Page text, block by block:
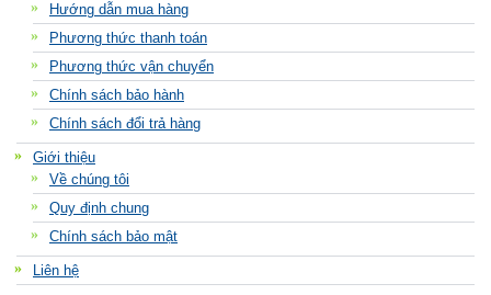
Hướng dẫn mua hàng
Phương thức thanh toán
Phương thức vận chuyển
Chính sách bảo hành
Chính sách đổi trả hàng
Giới thiệu
Về chúng tôi
Quy định chung
Chính sách bảo mật
Liên hệ